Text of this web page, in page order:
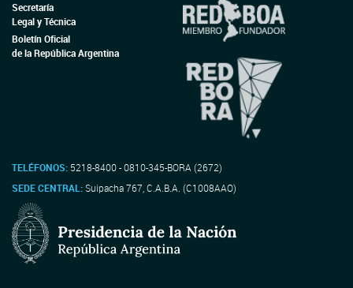
Secretaría
Legal y Técnica
Boletín Oficial
de la República Argentina
TELÉFONOS: 5218-8400 - 0810-345-BORA (2672)
SEDE CENTRAL:Suipacha 767, C.A.B.A. (C1008AAO)